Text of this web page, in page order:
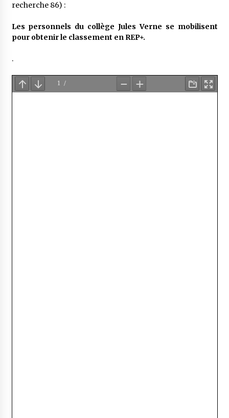
recherche 86) :
Les personnels du collège Jules Verne se mobilisent
pour obtenir le classement en REP+.
.